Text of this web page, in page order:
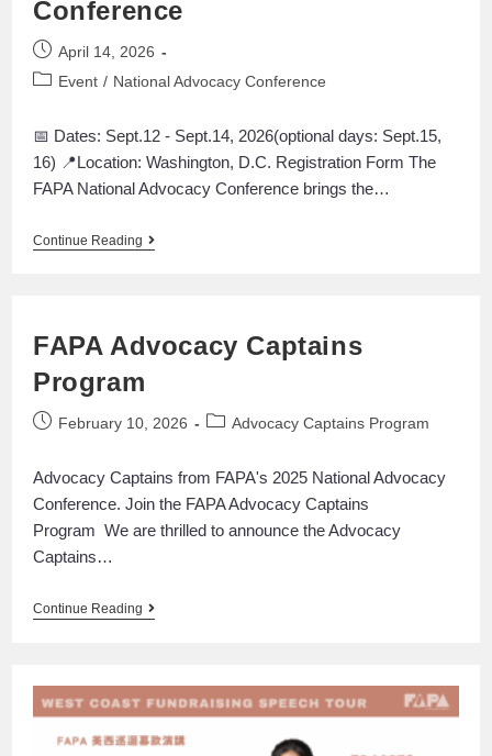
Conference
April 14, 2026
Event / National Advocacy Conference
📅 Dates: Sept.12 - Sept.14, 2026(optional days: Sept.15,
16) 📍Location: Washington, D.C. Registration Form The
FAPA National Advocacy Conference brings the…
Continue Reading
FAPA Advocacy Captains
Program
February 10, 2026 Advocacy Captains Program
Advocacy Captains from FAPA's 2025 National Advocacy
Conference. Join the FAPA Advocacy Captains
Program We are thrilled to announce the Advocacy
Captains…
Continue Reading